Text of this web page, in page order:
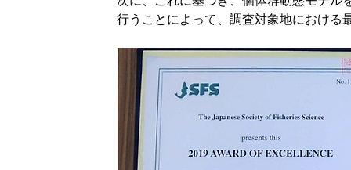
行うことによって、調査対象地における